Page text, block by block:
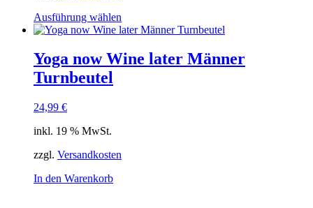
werden
Ausführung wählen
Produkt
mehrere
Varianten
Yoga now Wine later Männer
Turnbeutel
24,99 €
inkl. 19 % MwSt.
zzgl. Versandkosten
In den Warenkorb